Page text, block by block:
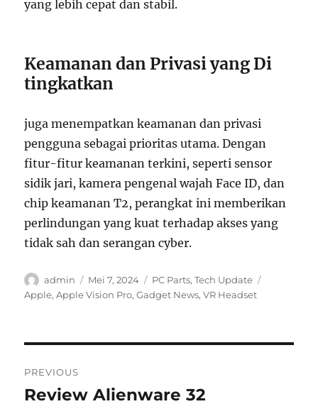
yang lebih cepat dan stabil.
Keamanan dan Privasi yang Di
tingkatkan
juga menempatkan keamanan dan privasi
pengguna sebagai prioritas utama. Dengan
fitur-fitur keamanan terkini, seperti sensor
sidik jari, kamera pengenal wajah Face ID, dan
chip keamanan T2, perangkat ini memberikan
perlindungan yang kuat terhadap akses yang
tidak sah dan serangan cyber.
Author
admin
Posted
on
Mei 7, 2024 Categories
PC Parts,Tech Update
Apple,Apple Vision Pro,Gadget News,VR Headset
pos
PREVIOUS
Previous
Review Alienware 32